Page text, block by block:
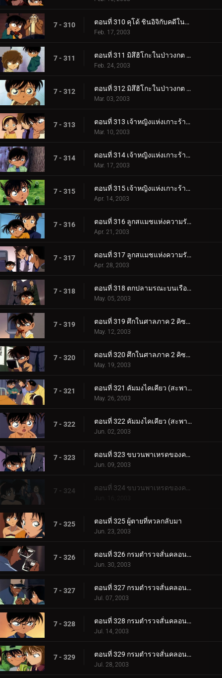
7 - 310 ตอนที่ 310 คุโด้ ชินอิจิกับคดีในนิวยอร์ก (ภาคปิดคดี)
Feb. 17, 2003
7 - 311 ตอนที่ 311 มิสึฮิโกะในป่าวงกต (ตอนแรก)
Feb. 24, 2003
7 - 312 ตอนที่ 312 มิสึฮิโกะในป่าวงกต (ตอนจบ)
Mar. 03, 2003
7 - 313 ตอนที่ 313 เจ้าหญิงแห่งเกาะร้างกับปราสาทมังกร (ภาคคดี)
Mar. 10, 2003
7 - 314 ตอนที่ 314 เจ้าหญิงแห่งเกาะร้างกับปราสาทมังกร (ภาคสืบสวน)
Mar. 17, 2003
7 - 315 ตอนที่ 315 เจ้าหญิงแห่งเกาะร้างกับปราสาทมังกร (ภาคปิดคดี)
Apr. 14, 2003
7 - 316 ตอนที่ 316 ลูกสแมชแห่งความรักและการตัดสินใจ (ตอนแรก)
Apr. 21, 2003
7 - 317 ตอนที่ 317 ลูกสแมชแห่งความรักและการตัดสินใจ (ตอนจบ)
Apr. 28, 2003
7 - 318 ตอนที่ 318 ตกปลามรณะบนเรือยาคาตะ
May. 05, 2003
7 - 319 ตอนที่ 319 ศึกในศาลภาค 2 คิซากิ ปะทะ คุโจ (ตอนแรก)
May. 12, 2003
7 - 320 ตอนที่ 320 ศึกในศาลภาค 2 คิซากิ ปะทะ คุโจ (ตอนจบ)
May. 19, 2003
7 - 321 ตอนที่ 321 คัมมงไคเคียว (สะพานข้ามทะเล) แห่งมิตรภาพกับจิตสังหาร (ตอนแรก) ยอดนักสืบจิ๋วโคนัน เดอะซ_.
May. 26, 2003
7 - 322 ตอนที่ 322 คัมมงไคเคียว (สะพานข้ามทะเล) แห่งมิตรภาพกับจิตสังหาร (ตอนจบ) ยอดนักสืบจิ๋วโคนัน เดอะซี_.
Jun. 02, 2003
7 - 323 ตอนที่ 323 ขบวนพาเหรดของความดีและความชั่ว (ตอนแรก )
Jun. 09, 2003
7 - 324 ตอนที่ 324 ขบวนพาเหรดของความดีและความชั่ว (ตอนจบ)
Jun. 16, 2003
7 - 325 ตอนที่ 325 ผู้ตายที่หวลกลับมา
Jun. 23, 2003
7 - 326 ตอนที่ 326 กรมตำรวจสั่นคลอน ตัวประกัน 12 ล้านคน (ตอนพิเศษ ตอนแรก)
Jun. 30, 2003
7 - 327 ตอนที่ 327 กรมตำรวจสั่นคลอน ตัวประกัน 12 ล้านคน (ตอนพิเศษ ตอนที่ 2)
Jul. 07, 2003
7 - 328 ตอนที่ 328 กรมตำรวจสั่นคลอน ตัวประกัน 12 ล้านคน (ตอนพิเศษ ตอนที่ 3)
Jul. 14, 2003
7 - 329 ตอนที่ 329 กรมตำรวจสั่นคลอน ตัวประกัน 12 ล้านคน (ตอนพิเศษ ตอนจบ)
Jul. 28, 2003